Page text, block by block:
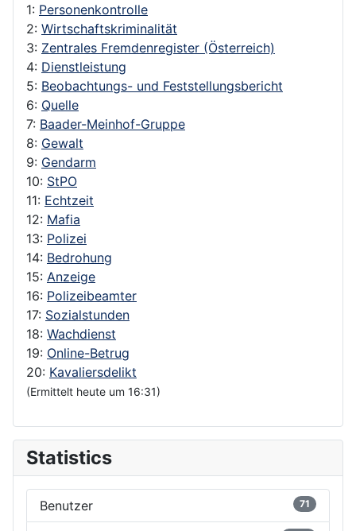
1: Personenkontrolle
2: Wirtschaftskriminalität
3: Zentrales Fremdenregister (Österreich)
4: Dienstleistung
5: Beobachtungs- und Feststellungsbericht
6: Quelle
7: Baader-Meinhof-Gruppe
8: Gewalt
9: Gendarm
10: StPO
11: Echtzeit
12: Mafia
13: Polizei
14: Bedrohung
15: Anzeige
16: Polizeibeamter
17: Sozialstunden
18: Wachdienst
19: Online-Betrug
20: Kavaliersdelikt
(Ermittelt heute um 16:31)
Statistics
Benutzer 71